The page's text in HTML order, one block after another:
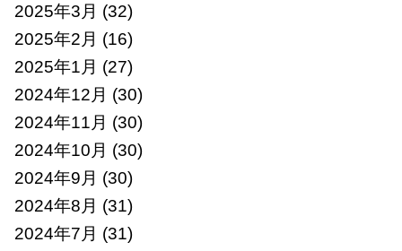
2025年3月 (32)
2025年2月 (16)
2025年1月 (27)
2024年12月 (30)
2024年11月 (30)
2024年10月 (30)
2024年9月 (30)
2024年8月 (31)
2024年7月 (31)